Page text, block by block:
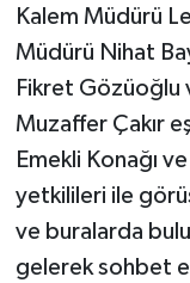
Kalem Müdürü
Müdürü Nihat
Fikret Gözüoğlu
Muzaffer Çakır
Emekli Konağı
yetkilileri ile
ve buralarda
gelerek sohbet
Sokak
Sonsöz Özel
Vasıta
Yaşam